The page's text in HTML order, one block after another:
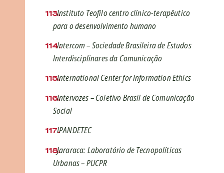
Instituto Teofilo centro clínico-terapêutico
para o desenvolvimento humano
Intercom – Sociedade Brasileira de Estudos
Interdisciplinares da Comunicação
International Center for Information Ethics
Intervozes – Coletivo Brasil de Comunicação
Social
IPANDETEC
Jararaca: Laboratório de Tecnopolíticas
Urbanas – PUCPR